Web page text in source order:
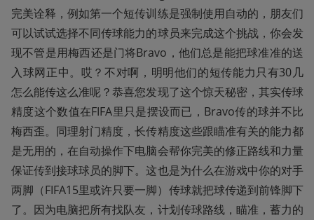
完美诠释，例如第一个短传训练是强制使用自动的，朋友们
可以试试选择不同传球能力的球员来完成这个挑战，你会发
现不管是用梅西还是门将Bravo，他们总是能把球准准的送
入球网正中。哎？不对啊，明明他们的短传能力只有30几
怎么能传这么准呢？恭喜您发现了这个惊天秘密，其实传球
精度这个数值在FIFA里只是摆设而已，Bravo传的球并不比
梅西歪。同理射门精度，长传精度这些跟瞄准有关的能力都
是无用的，在自动操作下电脑会帮你完美的修正路线和力量
保证传到接球球员的脚下。这也是为什么在游戏中你的对手
两脚（FIFA15里或许只要一脚）传球就把球传递到前锋脚下
了。因为电脑把所有找队友，计划传球路线，瞄准，蓄力的